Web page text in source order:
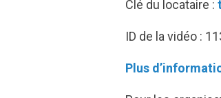
Clé du locataire :
ID de la vidéo :
Plus